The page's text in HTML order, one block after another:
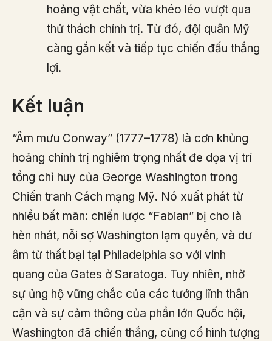
hoảng vật chất, vừa khéo léo vượt qua
thử thách chính trị. Từ đó, đội quân Mỹ
càng gắn kết và tiếp tục chiến đấu thắng
lợi.
Kết luận
“Âm mưu Conway” (1777–1778) là cơn khủng
hoảng chính trị nghiêm trọng nhất đe dọa vị trí
tổng chỉ huy của George Washington trong
Chiến tranh Cách mạng Mỹ. Nó xuất phát từ
nhiều bất mãn: chiến lược “Fabian” bị cho là
hèn nhát, nỗi sợ Washington lạm quyền, và dư
âm từ thất bại tại Philadelphia so với vinh
quang của Gates ở Saratoga. Tuy nhiên, nhờ
sự ủng hộ vững chắc của các tướng lĩnh thân
cận và sự cảm thông của phần lớn Quốc hội,
Washington đã chiến thắng, củng cố hình tượng